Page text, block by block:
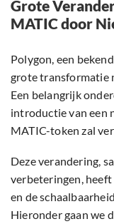
Grote
MATIC door
Polygon, een
grote transformatie
Een belangrijk
introductie van een
MATIC-token zal
Deze verandering,
verbeteringen,
en de
Hieronder gaan we